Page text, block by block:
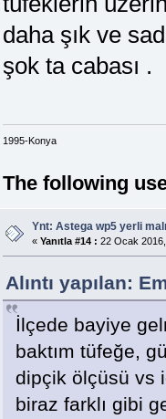
daha şık ve
şok ta cabası .
1995-Konya
The following
Ynt: Astega wp5 yerli
« Yanıtla #14 : 22 Ocak
Alıntı yapılan:
İlçede bayiye
baktım tüfeğe,
dipçik ölçüsü vs
biraz farklı gibi